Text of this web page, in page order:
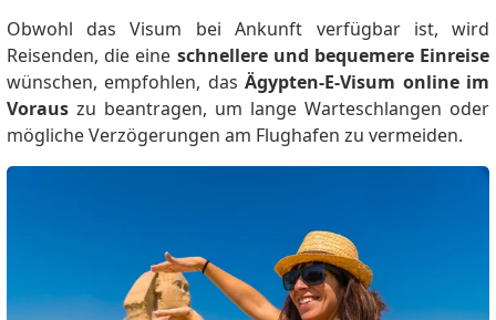
Obwohl das Visum bei Ankunft verfügbar ist, wird
Reisenden, die eine schnellere und bequemere Einreise
wünschen, empfohlen, dasÄgypten‑E‑Visum online im
Vorauszu beantragen, um lange Warteschlangen oder
mögliche Verzögerungen am Flughafen zu vermeiden.